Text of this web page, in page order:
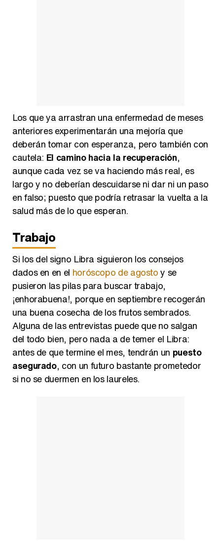
Los que ya arrastran una enfermedad de meses
anteriores experimentarán una mejoría que
deberán tomar con esperanza, pero también con
cautela: El camino hacia la recuperación,
aunque cada vez se va haciendo más real, es
largo y no deberían descuidarse ni dar ni un paso
en falso; puesto que podría retrasar la vuelta a la
salud más de lo que esperan.
Trabajo
Si los del signo Libra siguieron los consejos
dados en en el horóscopo de agostoy se
pusieron las pilas para buscar trabajo,
¡enhorabuena!, porque en septiembre recogerán
una buena cosecha de los frutos sembrados.
Alguna de las entrevistas puede que no salgan
del todo bien, pero nada a de temer el Libra:
antes de que termine el mes, tendrán un puesto
asegurado, con un futuro bastante prometedor
si no se duermen en los laureles.